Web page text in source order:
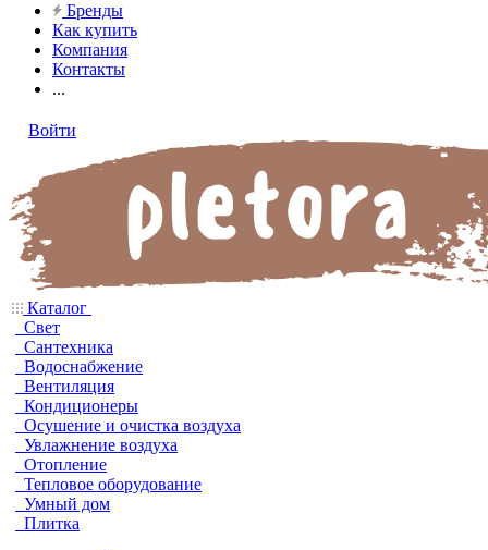
Бренды
Как купить
Компания
Контакты
...
Войти
Каталог
Свет
Сантехника
Водоснабжение
Вентиляция
Кондиционеры
Осушение и очистка воздуха
Увлажнение воздуха
Отопление
Тепловое оборудование
Умный дом
Плитка